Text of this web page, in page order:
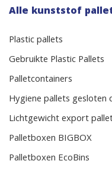
Alle kunststof
Plastic pallets
Gebruikte Plastic Pallets
Palletcontainers
Hygiene pallets gesloten
Lichtgewicht export
Palletboxen BIGBOX
Palletboxen EcoBins